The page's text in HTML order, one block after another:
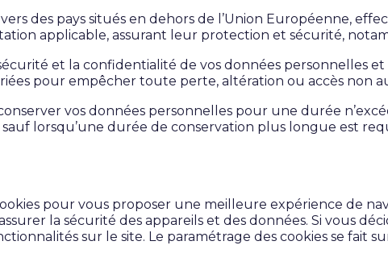
des pays situés en dehors de l’Union Européenne,
applicable, assurant leur protection et sécurité,
et la confidentialité de vos données personnelles
pour empêcher toute perte, altération ou accès non
conserver vos données personnelles pour une durée
lorsqu’une durée de conservation plus longue est
pour vous proposer une meilleure expérience de
la sécurité des appareils et des données. Si vous
sur le site. Le paramétrage des cookies se fait